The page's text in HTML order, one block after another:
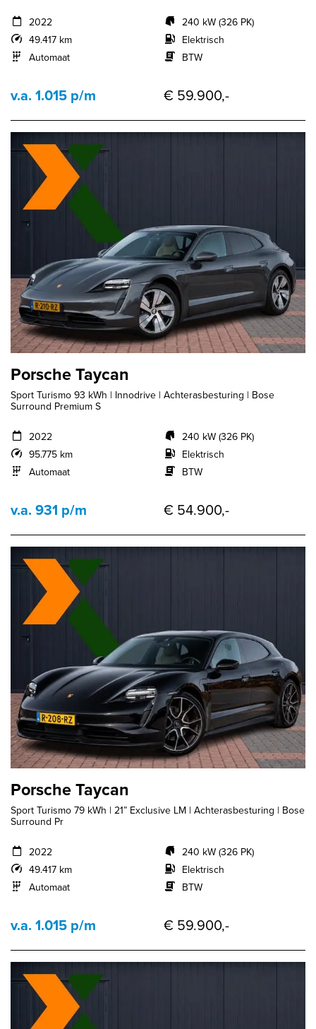
2022
49.417 km
Automaat
240 kW (326 PK)
Elektrisch
BTW
v.a. 1.015 p/m € 59.900,-
Porsche Taycan
Sport Turismo 93 kWh | Innodrive | Achterasbesturing | Bose
Surround Premium S
2022
95.775 km
Automaat
240 kW (326 PK)
Elektrisch
BTW
v.a. 931 p/m € 54.900,-
Porsche Taycan
Sport Turismo 79 kWh | 21” Exclusive LM | Achterasbesturing | Bose
Surround Pr
2022
49.417 km
Automaat
240 kW (326 PK)
Elektrisch
BTW
v.a. 1.015 p/m € 59.900,-